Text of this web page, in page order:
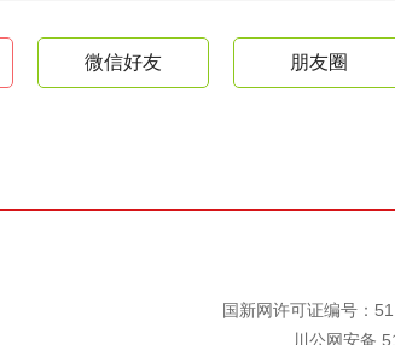
微信好友 朋友圈
国新网许可证编号：
川公网安备